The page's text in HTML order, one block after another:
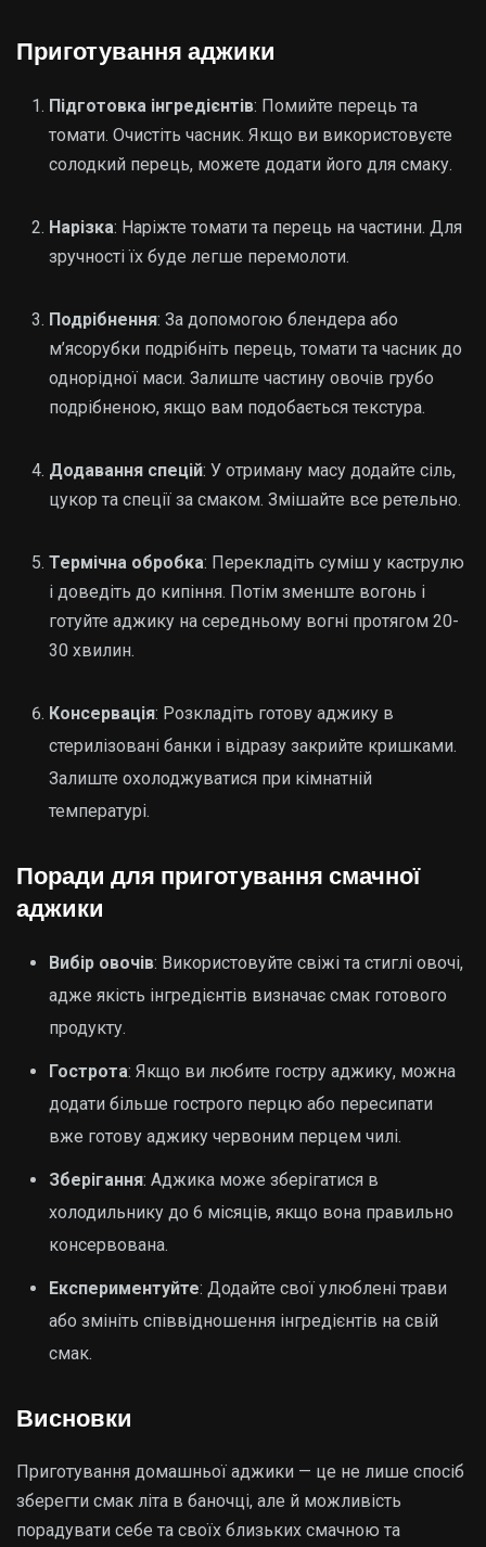
Приготування аджики
Підготовка інгредієнтів: Помийте перець та
томати. Очистіть часник. Якщо ви використовуєте
солодкий перець, можете додати його для смаку.
Нарізка: Наріжте томати та перець на частини. Для
зручності їх буде легше перемолоти.
Подрібнення: За допомогою блендера або
м’ясорубки подрібніть перець, томати та часник до
однорідної маси. Залиште частину овочів грубо
подрібненою, якщо вам подобається текстура.
Додавання спецій: У отриману масу додайте сіль,
цукор та спеції за смаком. Змішайте все ретельно.
Термічна обробка: Перекладіть суміш у каструлю
і доведіть до кипіння. Потім зменште вогонь і
готуйте аджику на середньому вогні протягом 20-
30 хвилин.
Консервація: Розкладіть готову аджику в
стерилізовані банки і відразу закрийте кришками.
Залиште охолоджуватися при кімнатній
температурі.
Поради для приготування смачної
аджики
Вибір овочів: Використовуйте свіжі та стиглі овочі,
адже якість інгредієнтів визначає смак готового
продукту.
Гострота: Якщо ви любите гостру аджику, можна
додати більше гострого перцю або пересипати
вже готову аджику червоним перцем чилі.
Зберігання: Аджика може зберігатися в
холодильнику до 6 місяців, якщо вона правильно
консервована.
Експериментуйте: Додайте свої улюблені трави
або змініть співвідношення інгредієнтів на свій
смак.
Висновки
Приготування домашньої аджики — це не лише спосіб
зберегти смак літа в баночці, але й можливість
порадувати себе та своїх близьких смачною та